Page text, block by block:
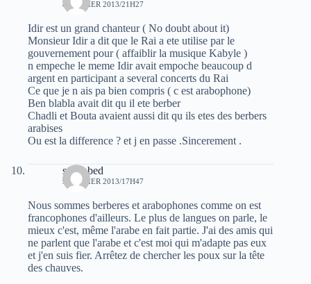
8 FÉVRIER 2013/21H27
Idir est un grand chanteur ( No doubt about it)
Monsieur Idir a dit que le Rai a ete utilise par le
gouvernement pour ( affaiblir la musique Kabyle )
n empeche le meme Idir avait empoche beaucoup d
argent en participant a several concerts du Rai
Ce que je n ais pa bien compris ( c est arabophone)
Ben blabla avait dit qu il ete berber
Chadli et Bouta avaient aussi dit qu ils etes des berbers
arabises
Ou est la difference ? et j en passe .Sincerement .
sam abed
9 FÉVRIER 2013/17H47
Nous sommes berberes et arabophones comme on est
francophones d'ailleurs. Le plus de langues on parle, le
mieux c'est, même l'arabe en fait partie. J'ai des amis qui
ne parlent que l'arabe et c'est moi qui m'adapte pas eux
et j'en suis fier. Arrêtez de chercher les poux sur la tête
des chauves.